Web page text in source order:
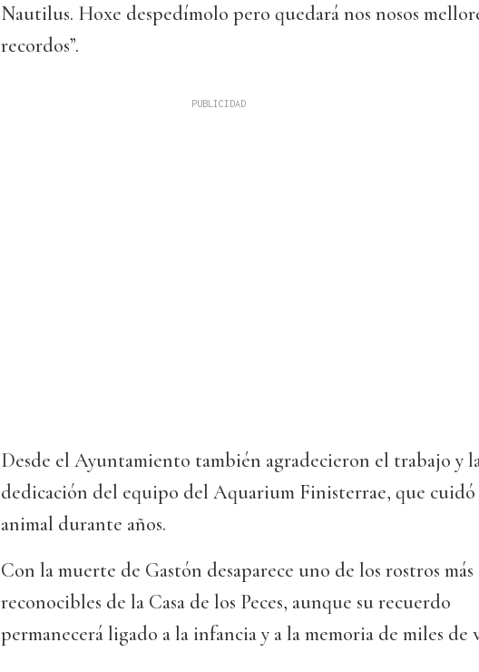
Nautilus. Hoxe despedímolo pero quedará nos nosos
recordos”.
Desde el Ayuntamiento también agradecieron el trabajo y
dedicación del equipo del Aquarium Finisterrae, que
animal durante años.
Con la muerte de Gastón desaparece uno de los rostros más
reconocibles de la Casa de los Peces, aunque su recuerdo
permanecerá ligado a la infancia y a la memoria de miles de